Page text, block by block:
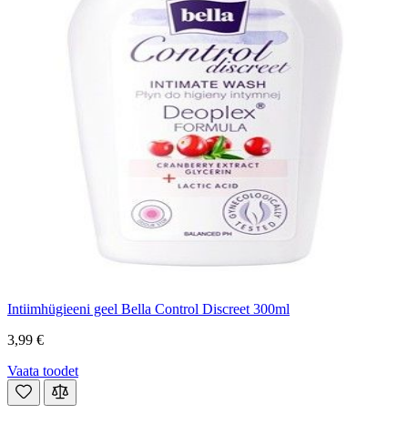
Intiimhügieeni geel Bella Control Discreet 300ml
3,99 €
Vaata toodet